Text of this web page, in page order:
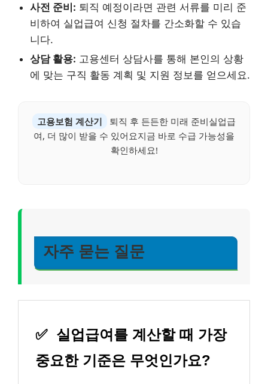
사전 준비: 퇴직 예정이라면 관련 서류를 미리 준
비하여 실업급여 신청 절차를 간소화할 수 있습
니다.
상담 활용: 고용센터 상담사를 통해 본인의 상황
에 맞는 구직 활동 계획 및 지원 정보를 얻으세요.
고용보험 계산기
퇴직 후 든든한 미래 준비실업급
여, 더 많이 받을 수 있어요지금 바로 수급 가능성을
확인하세요!
자주 묻는 질문
✅ 실업급여를 계산할 때 가장
중요한 기준은 무엇인가요?